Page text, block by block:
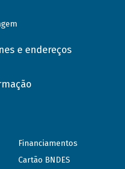
e endereços
Financiamentos
Cartão BNDES